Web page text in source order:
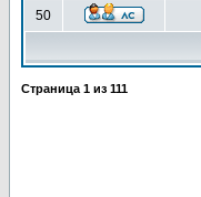
50
Страница 1 из 111